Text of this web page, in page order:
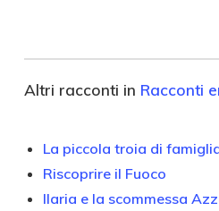
Altri racconti in Racconti
La piccola troia di
Riscoprire il Fuoco
Ilaria e la scommessa